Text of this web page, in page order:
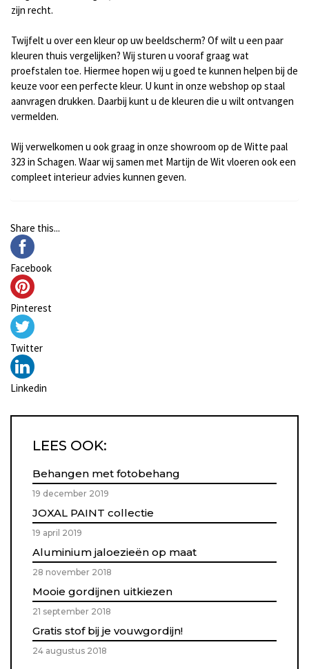
zijn recht.
Twijfelt u over een kleur op uw beeldscherm? Of wilt u een paar
kleuren thuis vergelijken? Wij sturen u vooraf graag wat
proefstalen toe. Hiermee hopen wij u goed te kunnen helpen bij de
keuze voor een perfecte kleur. U kunt in onze webshop op staal
aanvragen drukken. Daarbij kunt u de kleuren die u wilt ontvangen
vermelden.
Wij verwelkomen u ook graag in onze showroom op de Witte paal
323 in Schagen. Waar wij samen met Martijn de Witvloeren ook een
compleet interieur advies kunnen geven.
Share this...
Facebook
Pinterest
Twitter
Linkedin
LEES OOK:
Behangen met fotobehang
19 december 2019
JOXAL PAINT collectie
19 april 2019
Aluminium jaloezieën op maat
28 november 2018
Mooie gordijnen uitkiezen
21 september 2018
Gratis stof bij je vouwgordijn!
24 augustus 2018